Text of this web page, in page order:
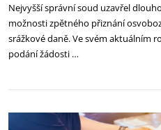
Nejvyšší správní soud uzavřel
možnosti zpětného přiznání
srážkové daně. Ve svém aktuálním
podání žádosti …